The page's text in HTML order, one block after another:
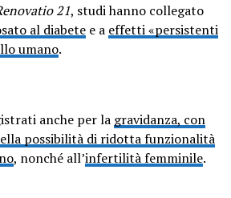
21, studi hanno collegato
al diabete e a effetti «persistenti
umano.
anche per la gravidanza, con
possibilità di ridotta funzionalità
, nonché all’infertilità femminile.